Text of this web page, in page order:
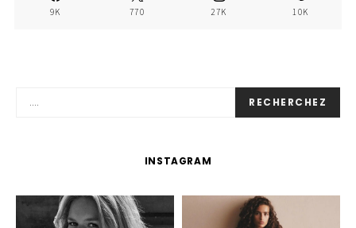
9K 770 27K 10K
RECHERCHEZ
INSTAGRAM